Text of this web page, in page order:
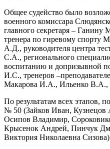
Общее судейство было
военного комиссара
главного секретаря – Ганину
тренера по гиревому спорту
А.Д., руководителя центра
С.А., регионального
воспитанию и допризывной
И.С., тренеров
Макарова И.А., Ильенко
По результатам всех этапов,
№ 50 (Зайков Иван,
Осипов Владимир,
Крысенок Андрей, Пинчук
Виктория Николаевна